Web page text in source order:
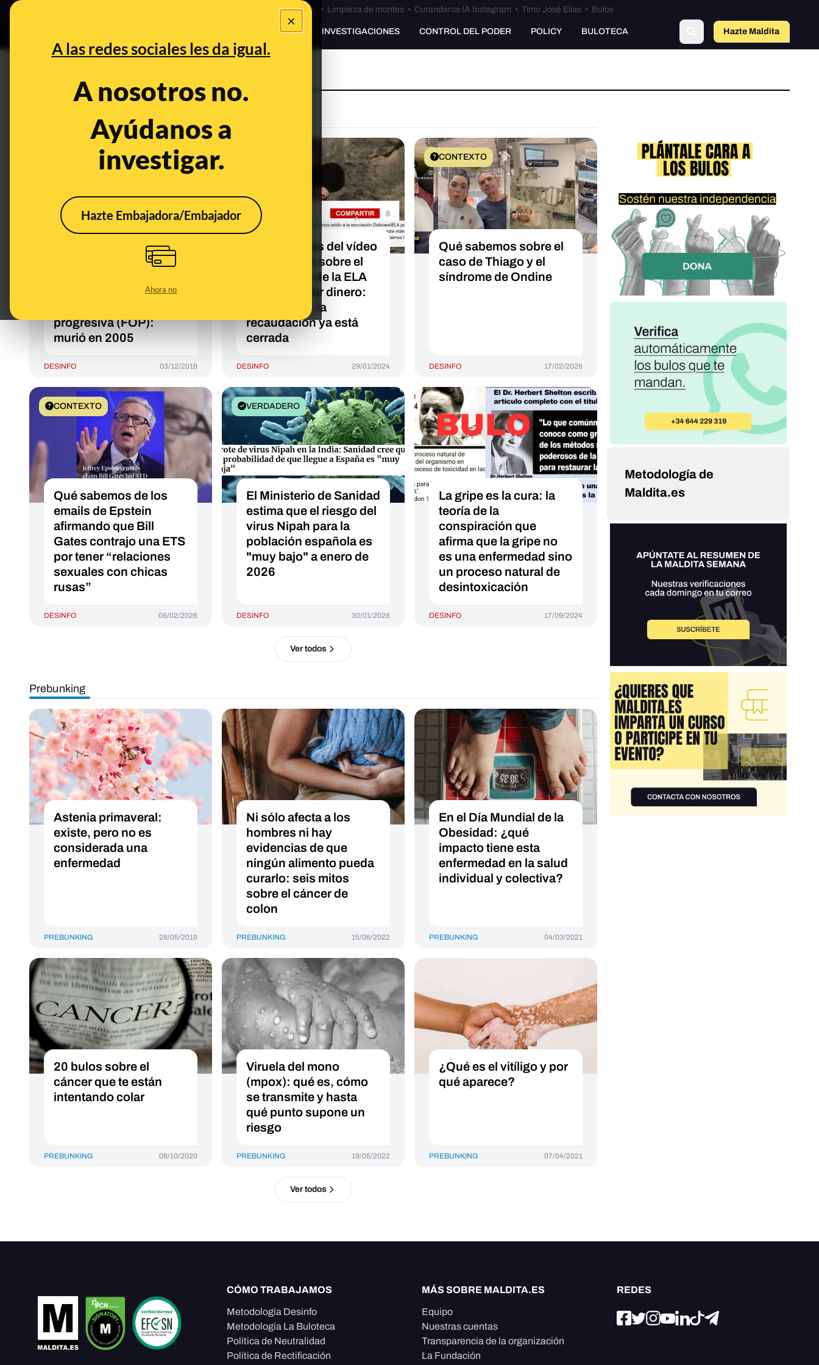
×
A las redes sociales les da igual.
A nosotros no.
Ayúdanos a
investigar.
Hazte Embajadora/Embajador
Ahora no
Bulos Ceuta • Limpieza de montes• Curanderos IA Instagram • Timo José Elías• Bulos
PREBUNKING INVESTIGACIONES CONTROL DEL PODER POLICY BULOTECA Hazte Maldita
enfermedad
No, si compartes esta
cadena no vas a ayudar
Claudia, la niña con
progresiva (FOP):
murió en 2005
DESINFO 03/12/2019
Qué sabemos del vídeo
de Ecovidrio sobre el
Día Mundial de la ELA
para recaudar dinero:
es real, pero la
recaudación ya está
cerrada
DESINFO 29/01/2024
CONTEXTO
Qué sabemos sobre el
caso de Thiago y el
síndrome de Ondine
DESINFO 17/02/2026
CONTEXTO
Qué sabemos de los
emails de Epstein
afirmando que Bill
Gates contrajo una ETS
por tener “relaciones
sexuales con chicas
rusas”
DESINFO 05/02/2026
VERDADERO
El Ministerio de Sanidad
estima que el riesgo del
virus Nipah para la
población española es
"muy bajo" a enero de
2026
DESINFO 30/01/2026
La gripe es la cura: la
teoría de la
conspiración que
afirma que la gripe no
es una enfermedad sino
un proceso natural de
desintoxicación
DESINFO 17/09/2024
Ver todos
Prebunking
Astenia primaveral:
existe, pero no es
considerada una
enfermedad
PREBUNKING 28/05/2019
Ni sólo afecta a los
hombres ni hay
evidencias de que
ningún alimento pueda
curarlo: seis mitos
sobre el cáncer de
colon
PREBUNKING 15/06/2022
En el Día Mundial de la
Obesidad: ¿qué
impacto tiene esta
enfermedad en la salud
individual y colectiva?
PREBUNKING 04/03/2021
20 bulos sobre el
cáncer que te están
intentando colar
PREBUNKING 06/10/2020
Viruela del mono
(mpox): qué es, cómo
se transmite y hasta
qué punto supone un
riesgo
PREBUNKING 19/05/2022
¿Qué es el vitíligo y por
qué aparece?
PREBUNKING 07/04/2021
Ver todos
Metodología de
Maldita.es
CÓMO TRABAJAMOS
Metodología Desinfo
Metodología La Buloteca
Política de Neutralidad
Política de Rectificación
MÁS SOBRE MALDITA.ES
Equipo
Nuestras cuentas
Transparencia de la organización
La Fundación
REDES